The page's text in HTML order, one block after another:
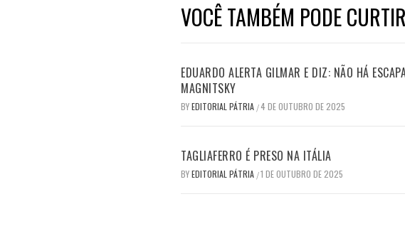
VOCÊ TAMBÉM PODE
EDUARDO ALERTA GILMAR E DIZ: NÃO HÁ
MAGNITSKY
BYEDITORIAL PÁTRIA /4 DE OUTUBRO DE 2025
TAGLIAFERRO É PRESO NA ITÁLIA
BYEDITORIAL PÁTRIA /1 DE OUTUBRO DE 2025